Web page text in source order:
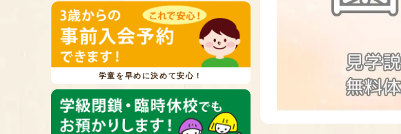
学童を早めに決めて安心！